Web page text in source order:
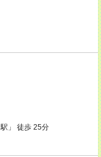
」 徒歩 25分